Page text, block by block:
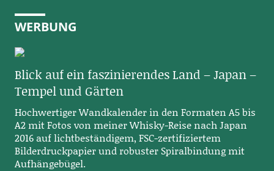
WERBUNG
Blick auf ein faszinierendes Land – Japan –
Tempel und Gärten
Hochwertiger Wandkalender in den Formaten A5 bis
A2 mit Fotos von meiner Whisky-Reise nach Japan
2016 auf lichtbeständigem, FSC-zertifiziertem
Bilderdruckpapier und robuster Spiralbindung mit
Aufhängebügel.